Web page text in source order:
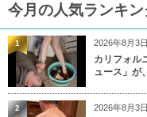
今月の人気ランキン
2026年8月3日
カリフォル
ュース」が
1
2026年8月3日
2